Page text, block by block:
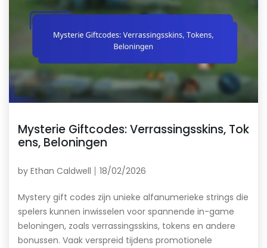
Mysterie Giftcodes: Verrassingsskins, Tok
ens, Beloningen
by Ethan Caldwell 18/02/2026
Mystery gift codes zijn unieke alfanumerieke strings die
spelers kunnen inwisselen voor spannende in-game
beloningen, zoals verrassingsskins, tokens en andere
bonussen. Vaak verspreid tijdens promotionele